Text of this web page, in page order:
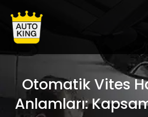
Araç Bakım ve Onarım
Oto Ekspertiz Hizmetleri
Otomatik Vites
Anlamları: